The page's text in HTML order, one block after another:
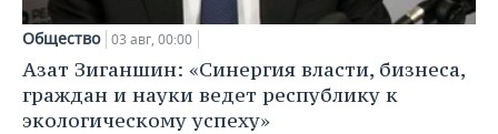
Общество 03 авг, 00:00
Азат Зиганшин: «Синергия власти, бизнеса,
граждан и науки ведет республику к
экологическому успеху»